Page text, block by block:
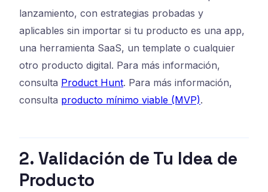
lanzamiento, con estrategias probadas y
aplicables sin importar si tu producto es una app,
una herramienta SaaS, un template o cualquier
otro producto digital. Para más información,
consulta Product Hunt. Para más información,
consulta producto mínimo viable (MVP).
2. Validación de Tu Idea de
Producto